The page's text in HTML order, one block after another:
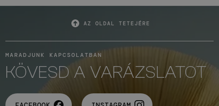
AZ OLDAL TETEJÉRE
MARADJUNK KAPCSOLATBAN
KÖVESD A VARÁZSLATOT